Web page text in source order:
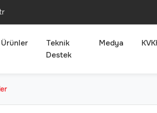
Ürünler
Teknik
Destek
Medya